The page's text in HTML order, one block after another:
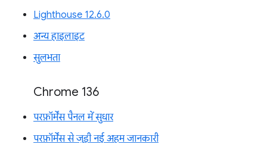
Lighthouse 12.6.0
अन्य हाइलाइट
सुलभता
Chrome 136
परफ़ॉर्मेंस पैनल में सुधार
परफ़ॉर्मेंस से जुड़ी नई अहम जानकारी